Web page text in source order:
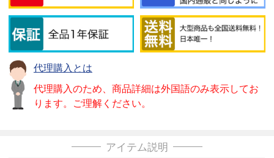
代理購入とは
代理購入のため、商品詳細は外国語のみ表示してお
ります。ご理解ください。
アイテム説明